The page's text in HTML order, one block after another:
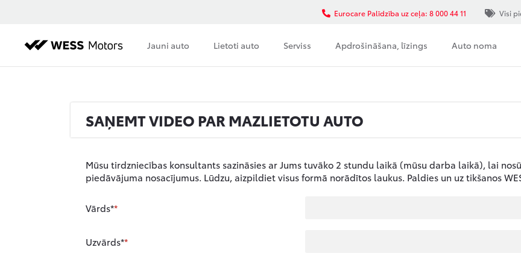
Jauni auto Lietoti auto Serviss Apdrošināšana, līzings Auto noma
Eurocare Palīdzība uz ceļa: 8 000 44 11 Visi
SAŅEMT VIDEO PAR MAZLIETOTU AUTO
Mūsu tirdzniecības konsultants sazināsies ar Jums tuvāko 2 stundu laikā (mūsu darba laikā), lai
piedāvājuma nosacījumus. Lūdzu, aizpildiet visus formā norādītos laukus. Paldies un uz tikšanos
Vārds*
Uzvārds*